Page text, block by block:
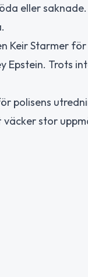
eller
Keir Starmer
Epstein. Trots
polisens
stor